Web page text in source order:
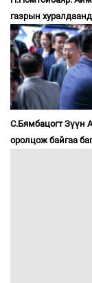
газрын
С.Бямбацогт Зүүн
оролцож байгаа